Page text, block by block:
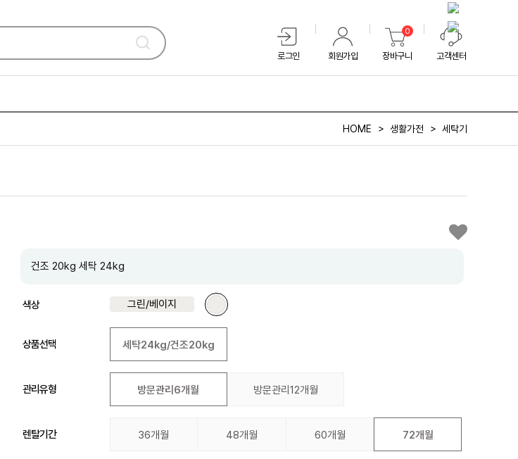
로그인 회원가입
0
장바구니 고객센터
HOME 생활가전 세탁기
건조 20kg 세탁 24kg
색상 그린/베이지
상품선택 세탁24kg/건조20kg
관리유형 방문관리6개월 방문관리12개월
렌탈기간 36개월 48개월 60개월 72개월